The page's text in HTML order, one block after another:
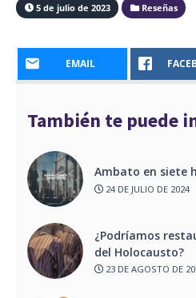
5 de julio de 2023 Reseñas
EMAIL
También te puede
Ambato en siete
24 DE JULIO DE 2024
¿Podríamos
del Holocausto?
23 DE AGOSTO DE